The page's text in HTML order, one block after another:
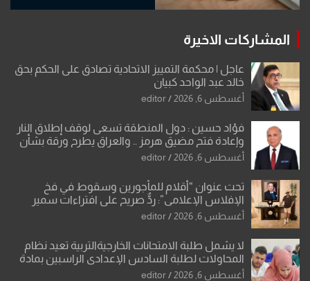
المشاركات الاخيرة
عاجل | محكمة التمييز الاتحادية تصادق على الحكم بحق
خالد عبد الواحد كبيان
أغسطس 6, 2026 editor
فؤاد حسين : دول المنطقة تسعى لوقف إطلاق النار
وإعادة فتح مضيق هرمز .. والعراق يطرح ورقة بشأن
تحولات القدس
أغسطس 6, 2026 editor
تحت عنوان “أقلام للمأجورين وسقوط في فخ
الإفلاس الإعلامي”: ردٌّ صريح على افتراءات سمير
الشكرجي
أغسطس 6, 2026 editor
لا يشمل طلبة الامتحانات الخارجيةالتربية تعيد نظام
المحاولات لطلبة السادس الإعدادي الراسبين بمادة
أو مادتين
أغسطس 6, 2026 editor